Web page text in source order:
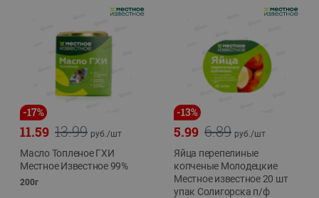
-17%
13.99
11.59 руб./шт
Масло Топленое ГХИ
Местное Известное 99%
200г
-13%
6.89
5.99 руб./шт
Яйца перепелиные
копченые Молодецкие
Местное известное 20 шт
упак Солигорска п/ф